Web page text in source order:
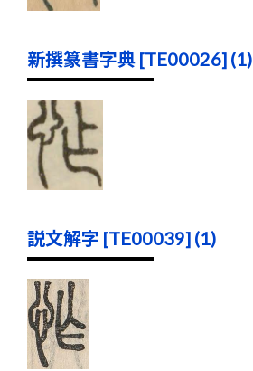
新撰篆書字典 [TE00026] (1)
説文解字 [TE00039] (1)